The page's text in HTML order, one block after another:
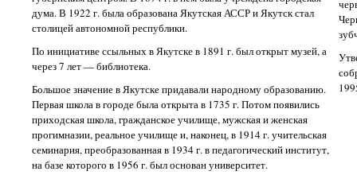
дума. В 1922 г. была образована Якутская АССР и Якутск стал
столицей автономной республики.
По инициативе ссыльных в Якутске в 1891 г. был открыт музей, а
через 7 лет — библиотека.
Большое значение в Якутске придавали народному образованию.
Первая школа в городе была открыта в 1735 г. Потом появились
приходская школа, гражданское училище, мужская и женская
прогимназии, реальное училище и, наконец, в 1914 г. учительская
семинария, преобразованная в 1934 г. в педагогический институт,
на базе которого в 1956 г. был основан университет.